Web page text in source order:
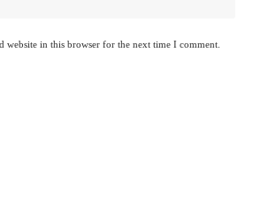
website in this browser for the next time I comment.